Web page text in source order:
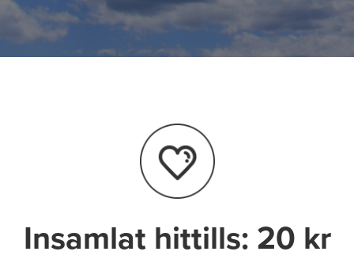
a
w
e
I
n
Insamlat hittills: 20 kr